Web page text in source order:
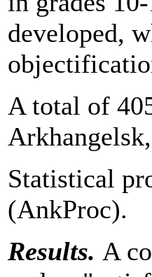
developed,
A total of
Statistical
(AnkProc).
Results. A